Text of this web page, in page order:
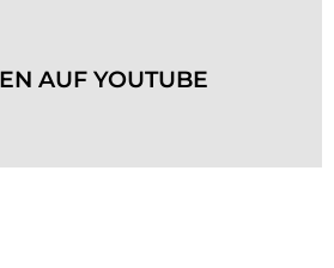
AUF YOUTUBE
Imageclips oder Werkstatt-Tipps